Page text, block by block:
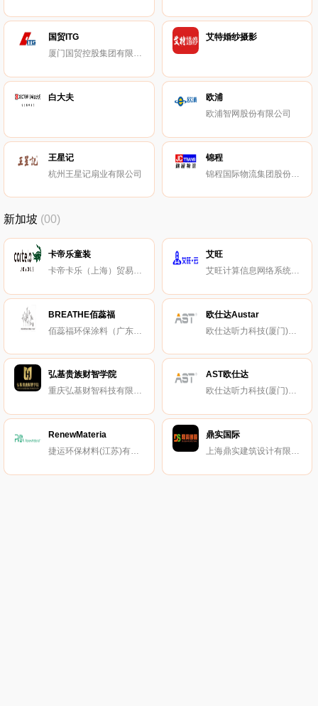
国贸ITG
厦门国贸控股集团有限公司
艾特婚纱摄影
白大夫
欧浦
欧浦智网股份有限公司
王星记
杭州王星记扇业有限公司
锦程
新加坡 (00)
卡帝乐童装
卡帝卡乐（上海）贸易有限公司
艾旺
艾旺计算信息网络系统（北京）有限公司
BREATHE佰蕊福
佰蕊福环保涂料（广东）有限公司
欧仕达Austar
弘基贵族财智学院
重庆弘基财智科技有限公司
AST欧仕达
欧仕达听力科技(厦门)有限公司
RenewMateria
捷运环保材料(江苏)有限公司
鼎实国际
上海鼎实建筑设计有限公司